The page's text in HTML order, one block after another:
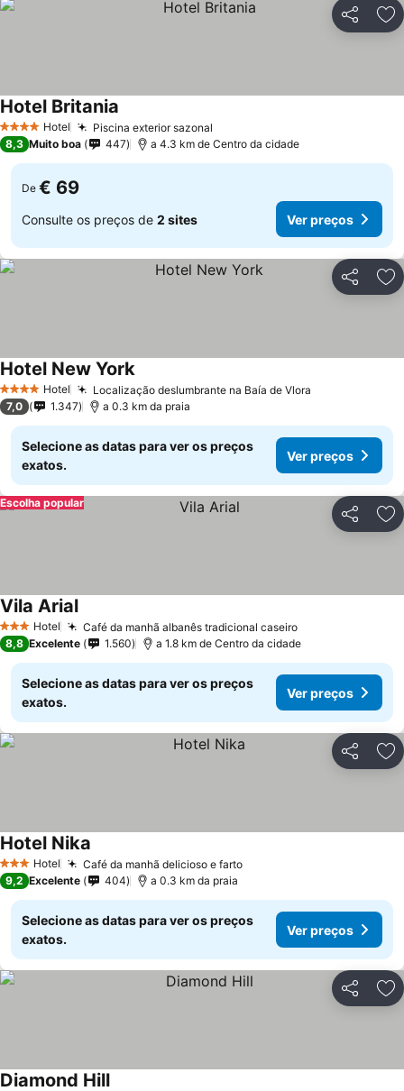
Partilhar
4 EstrelasHotel Piscina exterior sazonal
Hotel Britania
8,3 Muito boa 447 a 4.3 km de Centro da cidade
De € 69
Consulte os preços de 2 sites Ver preços
Partilhar
4 EstrelasHotel Localização deslumbrante na Baía de Vlora
Hotel New YorkVer preços
7,0 1.347 a 0.3 km da praia
Selecione as datas para ver os preços
exatos.
Ver preços
Partilhar
Escolha popular
3 EstrelasHotel Café da manhã albanês tradicional caseiroVer preços
Vila ArialVer preços
8,8 Excelente 1.560 a 1.8 km de Centro da cidade
Selecione as datas para ver os preços
exatos.
Ver preços
Partilhar
3 EstrelasHotel Café da manhã delicioso e fartoVer preços
Hotel Nika
9,2 Excelente 404 a 0.3 km da praia
Selecione as datas para ver os preços
exatos.
Ver preços
Partilhar
Diamond Hill